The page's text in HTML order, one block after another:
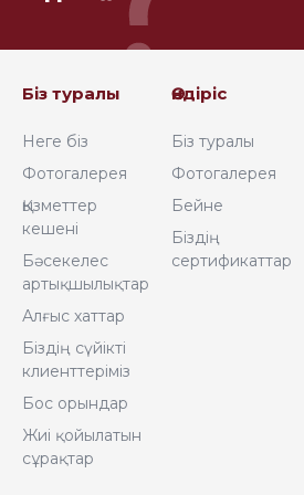
Біз туралы
Неге біз
Фотогалерея
Қызметтер
кешені
Бәсекелес
артықшылықтар
Алғыс хаттар
Біздің сүйікті
клиенттеріміз
Бос орындар
Жиі қойылатын
сұрақтар
Өндіріс
Біз туралы
Фотогалерея
Бейне
Біздің
сертификаттар